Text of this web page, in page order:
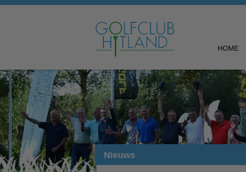
HOME
Nieuws